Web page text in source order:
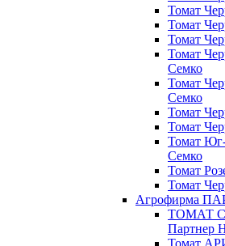
Томат
Томат
Томат
Томат
Семко
Томат
Семко
Томат
Томат
Томат
Семко
Томат
Томат
Агрофирма
ТОМАТ
Партнер
Томат